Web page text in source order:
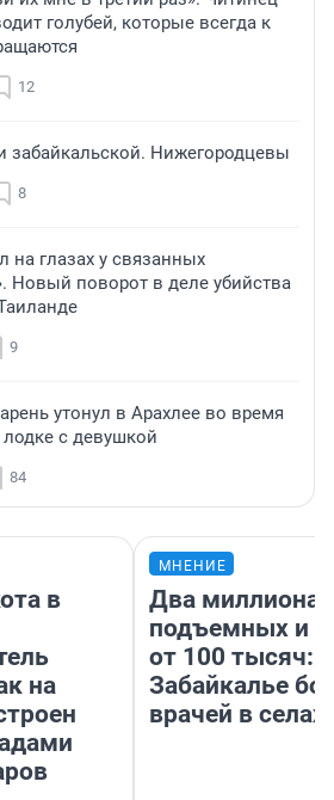
голубей, которые всегда к
12
забайкальской. Нижегородцевы
8
на глазах у связанных
Новый поворот в деле убийства
9
утонул в Арахлее во время
лодке с девушкой
84
в
на
МНЕНИЕ
Два миллиона
подъемных и
от 100 тысяч:
Забайкалье
врачей в селах